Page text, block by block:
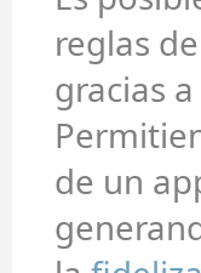
reglas
gracias
de un